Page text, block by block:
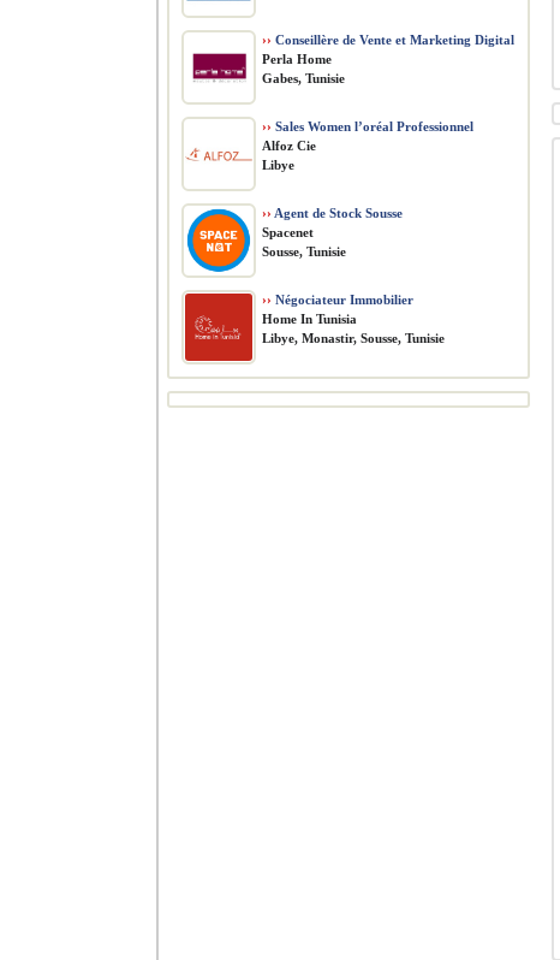
›› Conseillère de Vente et Marketing Digital
Perla Home
Gabes, Tunisie
›› Sales Women l’oréal Professionnel
Alfoz Cie
Libye
›› Agent de Stock Sousse
Spacenet
Sousse, Tunisie
›› Négociateur Immobilier
Home In Tunisia
Libye, Monastir, Sousse, Tunisie